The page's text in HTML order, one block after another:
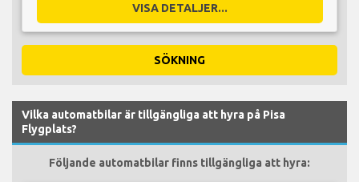
VISA DETALJER...
SÖKNING
Vilka automatbilar är tillgängliga att hyra på Pisa
Flygplats?
Följande automatbilar finns tillgängliga att hyra: